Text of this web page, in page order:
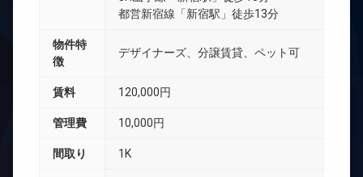
都営新宿線「新宿駅」徒歩13分
物件特
徴
デザイナーズ、分譲賃貸、ペット可
賃料 120,000円
管理費 10,000円
間取り 1K